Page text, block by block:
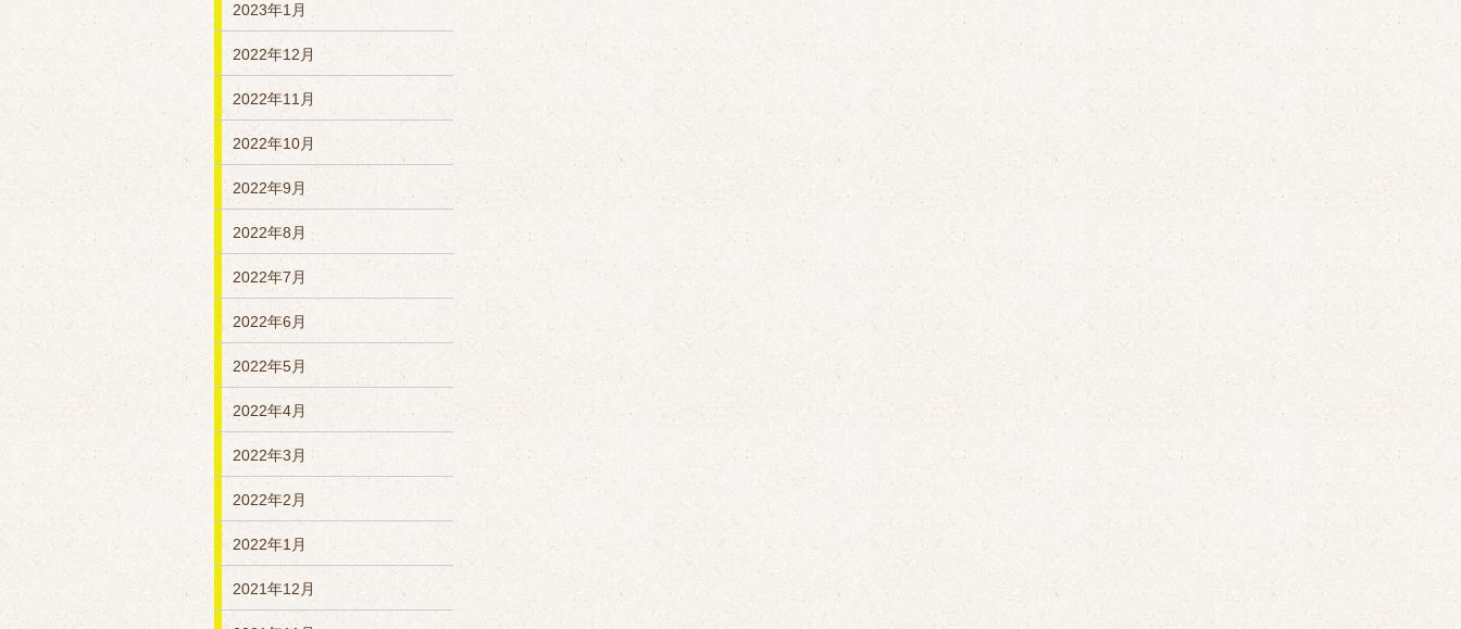
2023年1月
2022年12月
2022年11月
2022年10月
2022年9月
2022年8月
2022年7月
2022年6月
2022年5月
2022年4月
2022年3月
2022年2月
2022年1月
2021年12月